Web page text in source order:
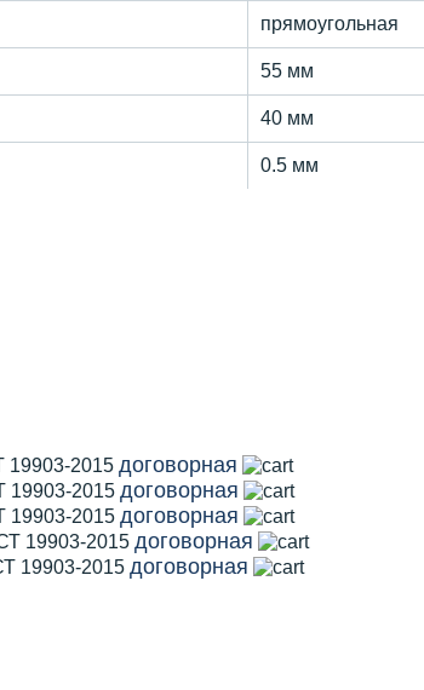
прямоугольная
55 мм
40 мм
0.5 мм
19903-2015 договорная
19903-2015 договорная
19903-2015 договорная
19903-2015 договорная
19903-2015 договорная